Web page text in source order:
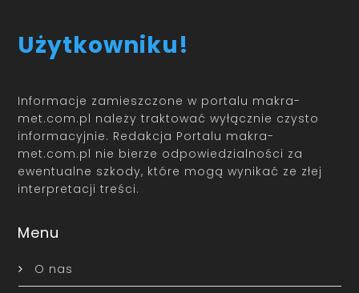
Użytkowniku!
Informacje zamieszczone w portalu makra-
met.com.pl należy traktować wyłącznie czysto
informacyjnie. Redakcja Portalu makra-
met.com.pl nie bierze odpowiedzialności za
ewentualne szkody, które mogą wynikać ze złej
interpretacji treści.
Menu
O nas